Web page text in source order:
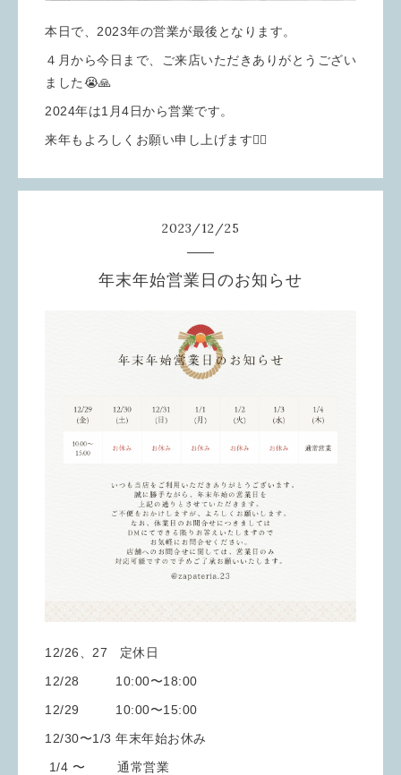
本日で、2023年の営業が最後となります。
４月から今日まで、ご来店いただきありがとうござい
ました😭🙏
2024年は1月4日から営業です。
来年もよろしくお願い申し上げます🙇‍♀️
2023/12/25
年末年始営業日のお知らせ
12/26、27 定休日
12/28 10:00〜18:00
12/29 10:00〜15:00
12/30〜1/3 年末年始お休み
1/4 〜 通常営業